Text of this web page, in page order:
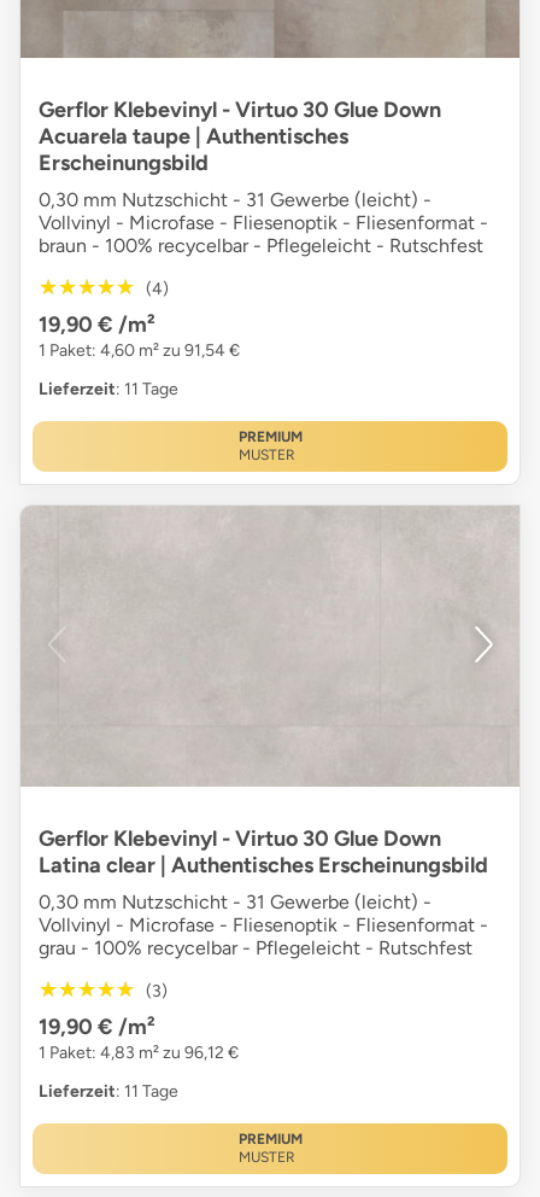
Gerflor Klebevinyl - Virtuo 30 Glue Down
Acuarela taupe | Authentisches
Erscheinungsbild
0,30 mm Nutzschicht - 31 Gewerbe (leicht) -
Vollvinyl - Microfase - Fliesenoptik - Fliesenformat -
braun - 100% recycelbar - Pflegeleicht - Rutschfest
★★★★★
★★★★★ (4)
19,90 € /m²
1 Paket: 4,60 m² zu 91,54 €
Lieferzeit: 11 Tage
PREMIUM
MUSTER
Gerflor Klebevinyl - Virtuo 30 Glue Down
Latina clear | Authentisches Erscheinungsbild
0,30 mm Nutzschicht - 31 Gewerbe (leicht) -
Vollvinyl - Microfase - Fliesenoptik - Fliesenformat -
grau - 100% recycelbar - Pflegeleicht - Rutschfest
★★★★★
★★★★★ (3)
19,90 € /m²
1 Paket: 4,83 m² zu 96,12 €
Lieferzeit: 11 Tage
PREMIUM
MUSTER